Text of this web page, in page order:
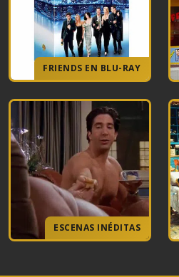
FRIENDS EN BLU-RAY
ESCENAS INÉDITAS